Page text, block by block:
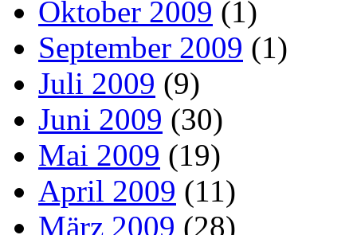
Oktober 2009 (1)
September 2009 (1)
Juli 2009 (9)
Juni 2009 (30)
Mai 2009 (19)
April 2009 (11)
März 2009 (28)